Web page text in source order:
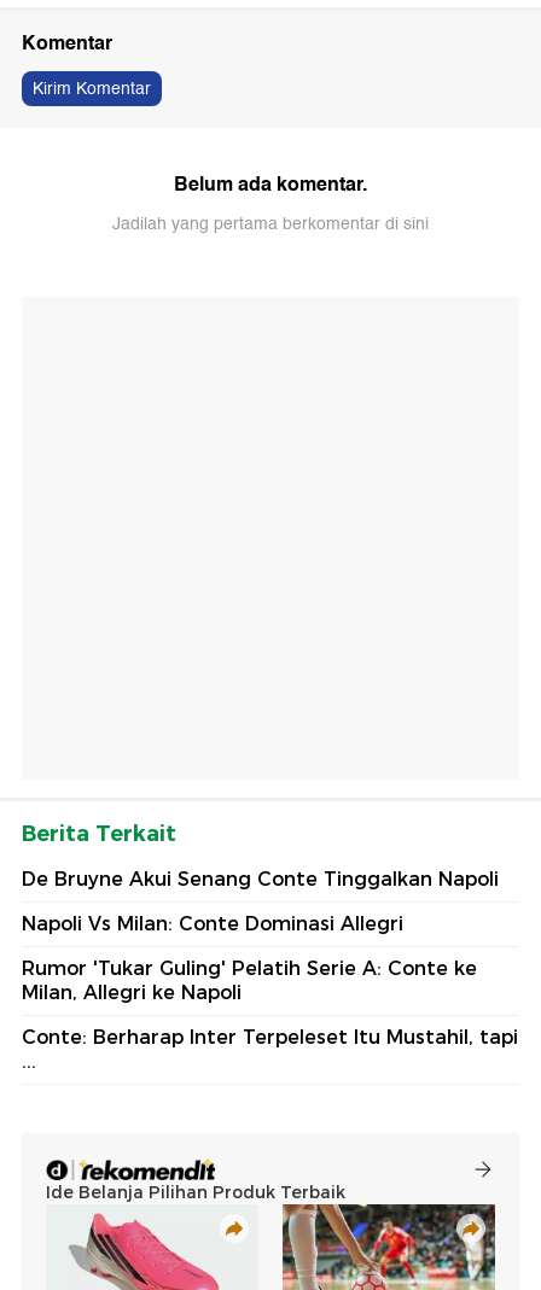
Komentar
Kirim Komentar
Belum ada komentar.
Jadilah yang pertama berkomentar di sini
Berita Terkait
De Bruyne Akui Senang Conte Tinggalkan Napoli
Napoli Vs Milan: Conte Dominasi Allegri
Rumor 'Tukar Guling' Pelatih Serie A: Conte ke
Milan, Allegri ke Napoli
Conte: Berharap Inter Terpeleset Itu Mustahil, tapi
...